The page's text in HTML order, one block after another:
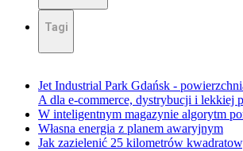
Tagi
Jet Industrial Park Gdańsk -
A dla e-commerce, dystrybucji i lekkiej
W inteligentnym magazynie algorytm
Własna energia z planem awaryjnym
Jak zazielenić 25 kilometrów